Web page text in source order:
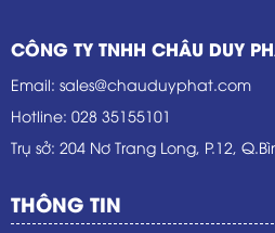
CÔNG TY TNHH CHÂU DUY
Email: sales@chauduyphat.com
Hotline: 028 35155101
Trụ sở: 204 Nơ Trang Long, P.12,
THÔNG TIN